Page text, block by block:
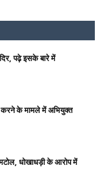
पढ़े इसके बारे में
करने के मामले में अभियुक्त
धोखाधड़ी के आरोप में